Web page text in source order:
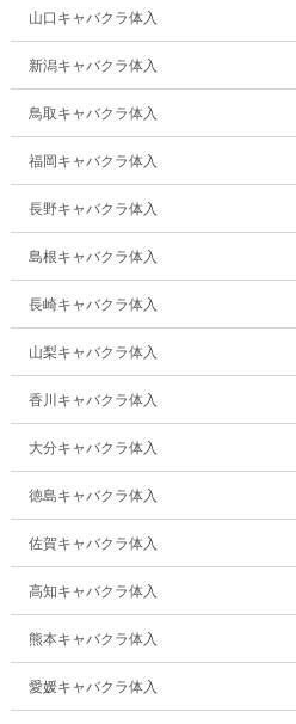
山口キャバクラ体入
新潟キャバクラ体入
鳥取キャバクラ体入
福岡キャバクラ体入
長野キャバクラ体入
島根キャバクラ体入
長崎キャバクラ体入
山梨キャバクラ体入
香川キャバクラ体入
大分キャバクラ体入
徳島キャバクラ体入
佐賀キャバクラ体入
高知キャバクラ体入
熊本キャバクラ体入
愛媛キャバクラ体入